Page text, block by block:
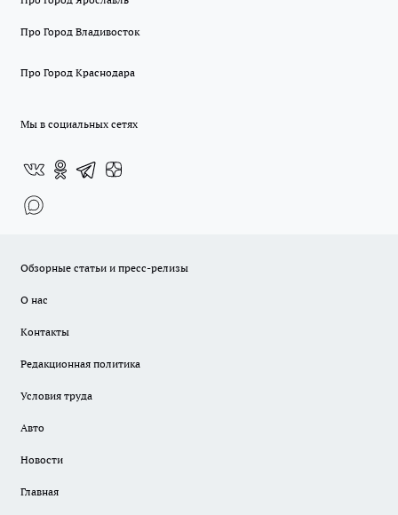
Про Город Владивосток
Про Город Краснодара
Мы в социальных сетях
Обзорные статьи и пресс-релизы
О нас
Контакты
Редакционная политика
Условия труда
Авто
Новости
Главная